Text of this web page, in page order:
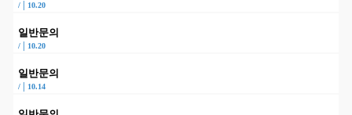
/ 10.20
일반문의
/ 10.20
일반문의
/ 10.14